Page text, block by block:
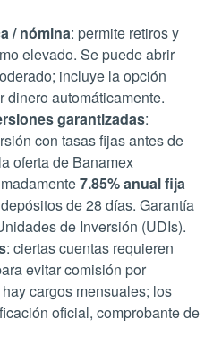
/ nómina: permite retiros y
elevado. Se puede abrir
incluye la opción
dinero automáticamente.
garantizadas:
con tasas fijas antes de
oferta de Banamex
7.85% anual fija
de 28 días. Garantía
de Inversión (UDIs).
: ciertas cuentas requieren
evitar comisión por
cargos mensuales; los
oficial, comprobante de